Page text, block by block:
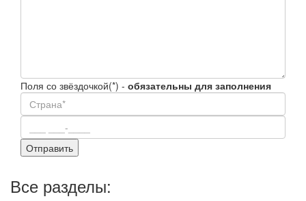
Поля со звёздочкой(*) - обязательны для заполнения
Все разделы: